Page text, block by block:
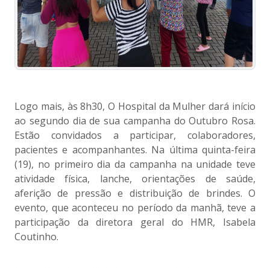
Logo mais, às 8h30, O Hospital da Mulher dará início
ao segundo dia de sua campanha do Outubro Rosa.
Estão convidados a participar, colaboradores,
pacientes e acompanhantes. Na última quinta-feira
(19), no primeiro dia da campanha na unidade teve
atividade física, lanche, orientações de saúde,
aferição de pressão e distribuição de brindes. O
evento, que aconteceu no período da manhã, teve a
participação da diretora geral do HMR, Isabela
Coutinho.